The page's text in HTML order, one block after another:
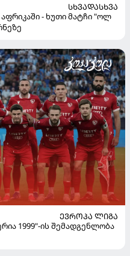
ᲡᲮᲕᲐᲓᲐᲡᲮᲕᲐ
- ხუთი მატჩი "ოლ
ᲔᲕᲠᲝᲞᲐ ᲚᲘᲒᲐ
1999"-ის შემადგენლობა